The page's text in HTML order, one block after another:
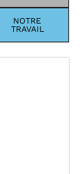
NOTRE
TRAVAIL